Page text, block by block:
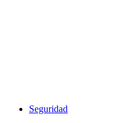
Seguridad